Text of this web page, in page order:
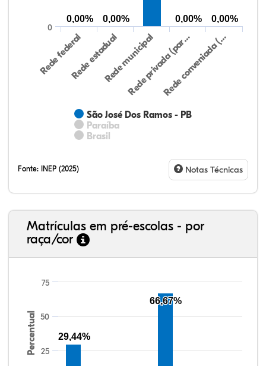
São José Dos Ramos - PB
Paraíba
Brasil
Rede federalRede estadualRede municipal
Rede privada (par…Rede conveniada (…
0
0,00% 0,00% 0,00% 0,00%
Fonte: INEP (2025) Notas Técnicas
Matrículas em pré-escolas - por
raça/cor
Percentual 25
50
75
29,44%
66,67%